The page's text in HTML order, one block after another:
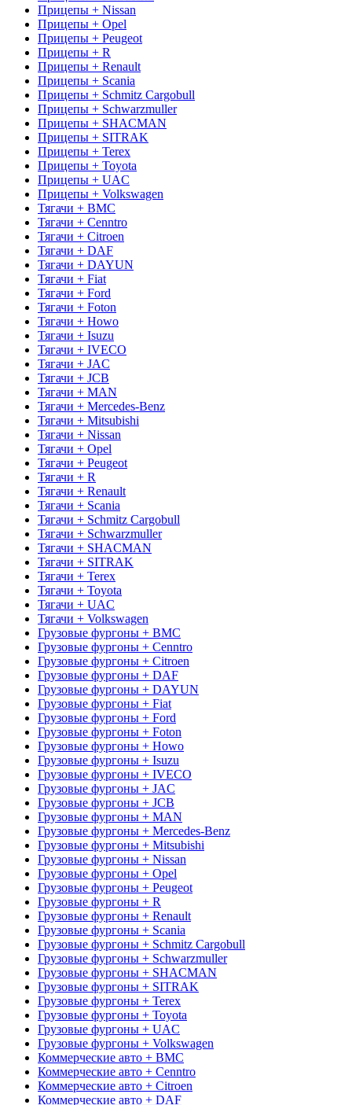
Прицепы + Nissan
Прицепы + Opel
Прицепы + Peugeot
Прицепы + R
Прицепы + Renault
Прицепы + Scania
Прицепы + Schmitz Cargobull
Прицепы + Schwarzmuller
Прицепы + SHACMAN
Прицепы + SITRAK
Прицепы + Terex
Прицепы + Toyota
Прицепы + UAC
Прицепы + Volkswagen
Тягачи + BMC
Тягачи + Cenntro
Тягачи + Citroen
Тягачи + DAF
Тягачи + DAYUN
Тягачи + Fiat
Тягачи + Ford
Тягачи + Foton
Тягачи + Howo
Тягачи + Isuzu
Тягачи + IVECO
Тягачи + JAC
Тягачи + JCB
Тягачи + MAN
Тягачи + Mercedes-Benz
Тягачи + Mitsubishi
Тягачи + Nissan
Тягачи + Opel
Тягачи + Peugeot
Тягачи + R
Тягачи + Renault
Тягачи + Scania
Тягачи + Schmitz Cargobull
Тягачи + Schwarzmuller
Тягачи + SHACMAN
Тягачи + SITRAK
Тягачи + Terex
Тягачи + Toyota
Тягачи + UAC
Тягачи + Volkswagen
Грузовые фургоны + BMC
Грузовые фургоны + Cenntro
Грузовые фургоны + Citroen
Грузовые фургоны + DAF
Грузовые фургоны + DAYUN
Грузовые фургоны + Fiat
Грузовые фургоны + Ford
Грузовые фургоны + Foton
Грузовые фургоны + Howo
Грузовые фургоны + Isuzu
Грузовые фургоны + IVECO
Грузовые фургоны + JAC
Грузовые фургоны + JCB
Грузовые фургоны + MAN
Грузовые фургоны + Mercedes-Benz
Грузовые фургоны + Mitsubishi
Грузовые фургоны + Nissan
Грузовые фургоны + Opel
Грузовые фургоны + Peugeot
Грузовые фургоны + R
Грузовые фургоны + Renault
Грузовые фургоны + Scania
Грузовые фургоны + Schmitz Cargobull
Грузовые фургоны + Schwarzmuller
Грузовые фургоны + SHACMAN
Грузовые фургоны + SITRAK
Грузовые фургоны + Terex
Грузовые фургоны + Toyota
Грузовые фургоны + UAC
Грузовые фургоны + Volkswagen
Коммерческие авто + BMC
Коммерческие авто + Cenntro
Коммерческие авто + Citroen
Коммерческие авто + DAF